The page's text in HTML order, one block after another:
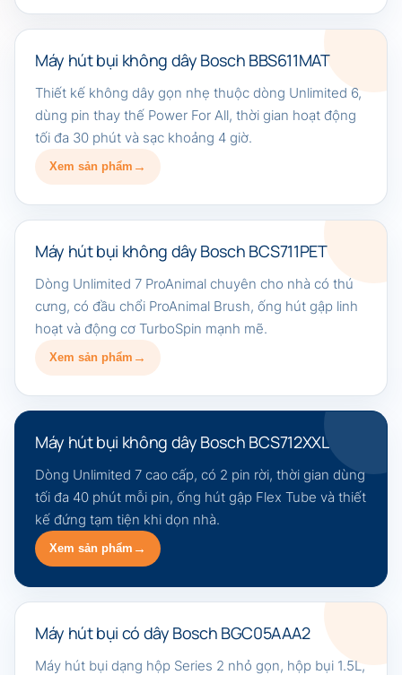
Máy hút bụi không dây Bosch BBS611MAT
Thiết kế không dây gọn nhẹ thuộc dòng Unlimited 6,
dùng pin thay thế Power For All, thời gian hoạt động
tối đa 30 phút và sạc khoảng 4 giờ.
Xem sản phẩm
Máy hút bụi không dây Bosch BCS711PET
Dòng Unlimited 7 ProAnimal chuyên cho nhà có thú
cưng, có đầu chổi ProAnimal Brush, ống hút gập linh
hoạt và động cơ TurboSpin mạnh mẽ.
Xem sản phẩm
Máy hút bụi không dây Bosch BCS712XXL
Dòng Unlimited 7 cao cấp, có 2 pin rời, thời gian dùng
tối đa 40 phút mỗi pin, ống hút gập Flex Tube và thiết
kế đứng tạm tiện khi dọn nhà.
Xem sản phẩm
Máy hút bụi có dây Bosch BGC05AAA2
Máy hút bụi dạng hộp Series 2 nhỏ gọn, hộp bụi 1.5L,